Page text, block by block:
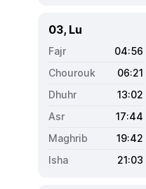
03, Lu
04:56
06:21
13:02
17:44
19:42
21:03